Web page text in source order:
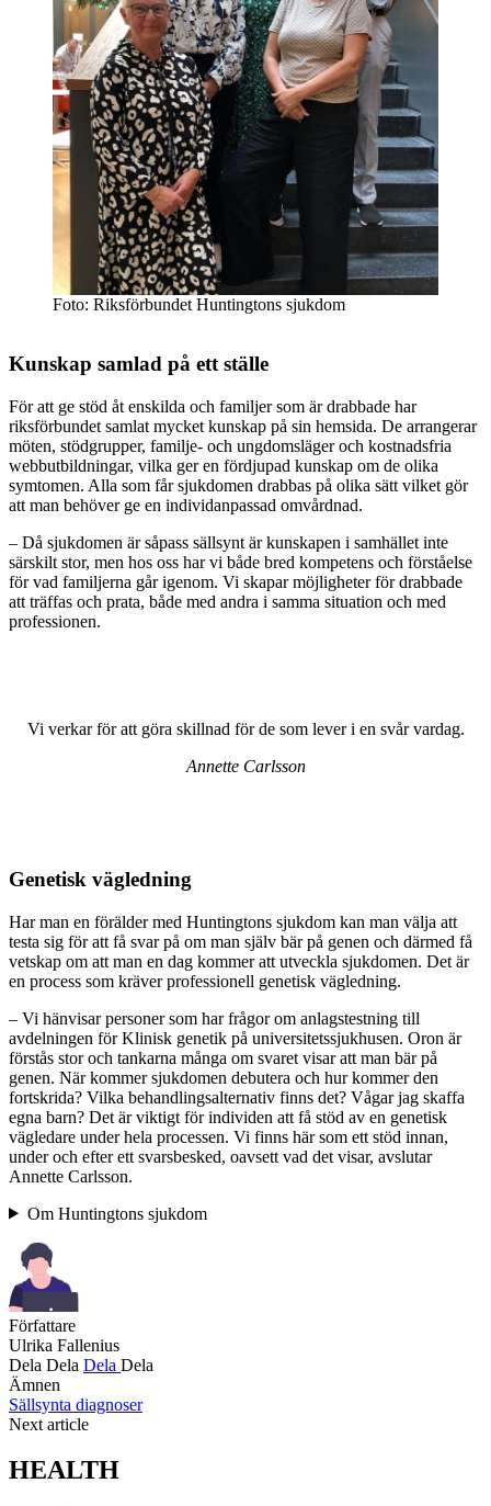
Foto: Riksförbundet Huntingtons sjukdom
Kunskap samlad på ett ställe
För att ge stöd åt enskilda och familjer som är drabbade har
riksförbundet samlat mycket kunskap på sin hemsida. De arrangerar
möten, stödgrupper, familje- och ungdomsläger och kostnadsfria
webbutbildningar, vilka ger en fördjupad kunskap om de olika
symtomen. Alla som får sjukdomen drabbas på olika sätt vilket gör
att man behöver ge en individanpassad omvårdnad.
– Då sjukdomen är såpass sällsynt är kunskapen i samhället inte
särskilt stor, men hos oss har vi både bred kompetens och förståelse
för vad familjerna går igenom. Vi skapar möjligheter för drabbade
att träffas och prata, både med andra i samma situation och med
professionen.
Vi verkar för att göra skillnad för de som lever i en svår vardag.
Annette Carlsson
Genetisk vägledning
Har man en förälder med Huntingtons sjukdom kan man välja att
testa sig för att få svar på om man själv bär på genen och därmed få
vetskap om att man en dag kommer att utveckla sjukdomen. Det är
en process som kräver professionell genetisk vägledning.
– Vi hänvisar personer som har frågor om anlagstestning till
avdelningen för Klinisk genetik på universitetssjukhusen. Oron är
förstås stor och tankarna många om svaret visar att man bär på
genen. När kommer sjukdomen debutera och hur kommer den
fortskrida? Vilka behandlingsalternativ finns det? Vågar jag skaffa
egna barn? Det är viktigt för individen att få stöd av en genetisk
vägledare under hela processen. Vi finns här som ett stöd innan,
under och efter ett svarsbesked, oavsett vad det visar, avslutar
Annette Carlsson.
Om Huntingtons sjukdom
Författare
Ulrika Fallenius
Dela Dela Dela Dela
Ämnen
Sällsynta diagnoser
Next article
HEALTH